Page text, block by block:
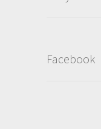
Facebook